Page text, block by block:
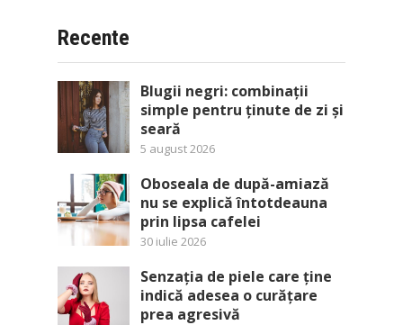
Recente
Blugii negri: combinații
simple pentru ținute de zi și
seară
5 august 2026
Oboseala de după-amiază
nu se explică întotdeauna
prin lipsa cafelei
30 iulie 2026
Senzația de piele care ține
indică adesea o curățare
prea agresivă